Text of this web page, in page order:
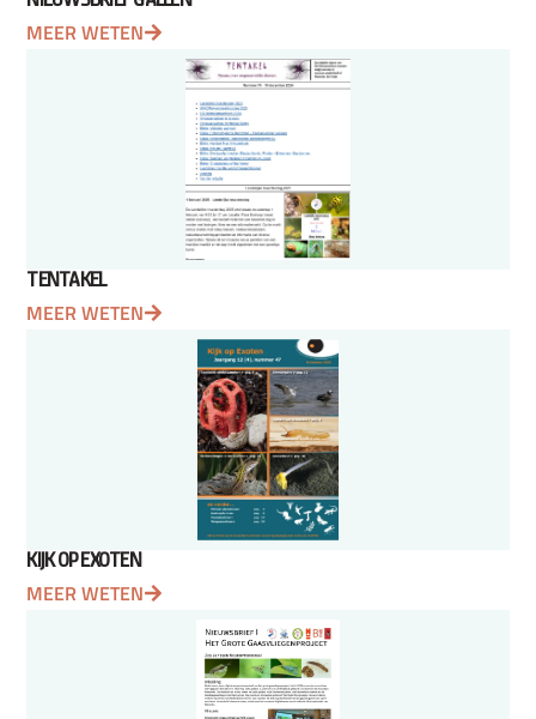
MEER WETEN
TENTAKEL
MEER WETEN
KIJK OP EXOTEN
MEER WETEN